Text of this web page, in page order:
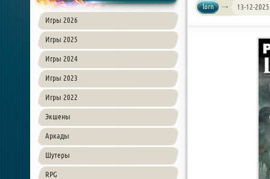
Игры 2026
Игры 2025
Игры 2024
Игры 2023
Игры 2022
Экшены
Аркады
Шутеры
RPG
lorn 13-12-